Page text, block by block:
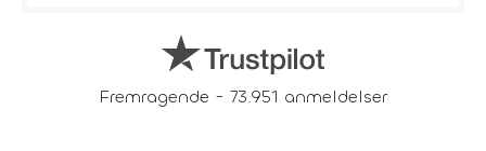
Fremragende - 73.951 anmeldelser